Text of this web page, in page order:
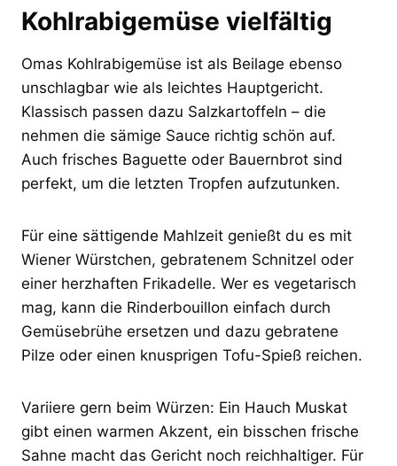
Kohlrabigemüse vielfältig
Omas Kohlrabigemüse ist als Beilage ebenso
unschlagbar wie als leichtes Hauptgericht.
Klassisch passen dazu Salzkartoffeln – die
nehmen die sämige Sauce richtig schön auf.
Auch frisches Baguette oder Bauernbrot sind
perfekt, um die letzten Tropfen aufzutunken.
Für eine sättigende Mahlzeit genießt du es mit
Wiener Würstchen, gebratenem Schnitzel oder
einer herzhaften Frikadelle. Wer es vegetarisch
mag, kann die Rinderbouillon einfach durch
Gemüsebrühe ersetzen und dazu gebratene
Pilze oder einen knusprigen Tofu-Spieß reichen.
Variiere gern beim Würzen: Ein Hauch Muskat
gibt einen warmen Akzent, ein bisschen frische
Sahne macht das Gericht noch reichhaltiger. Für